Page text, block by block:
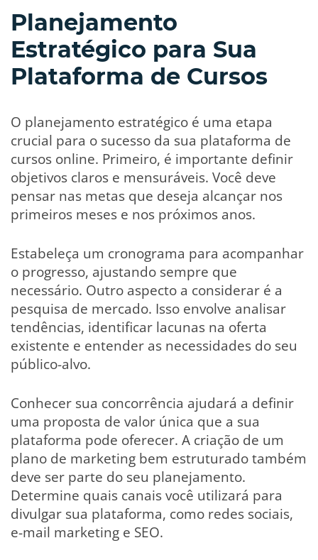
Planejamento
Estratégico para Sua
Plataforma de Cursos
O planejamento estratégico é uma etapa
crucial para o sucesso da sua plataforma de
cursos online. Primeiro, é importante definir
objetivos claros e mensuráveis. Você deve
pensar nas metas que deseja alcançar nos
primeiros meses e nos próximos anos.
Estabeleça um cronograma para acompanhar
o progresso, ajustando sempre que
necessário. Outro aspecto a considerar é a
pesquisa de mercado. Isso envolve analisar
tendências, identificar lacunas na oferta
existente e entender as necessidades do seu
público-alvo.
Conhecer sua concorrência ajudará a definir
uma proposta de valor única que a sua
plataforma pode oferecer. A criação de um
plano de marketing bem estruturado também
deve ser parte do seu planejamento.
Determine quais canais você utilizará para
divulgar sua plataforma, como redes sociais,
e-mail marketing e SEO.